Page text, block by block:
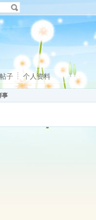
帖子 个人资料
事